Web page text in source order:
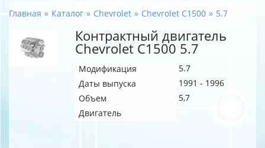
Главная Каталог Chevrolet Chevrolet C1500 5.7
Контрактный двигатель
Chevrolet C1500 5.7
Модификация
5.7
Даты выпуска
1991 - 1996
Объем
5,7
Двигатель